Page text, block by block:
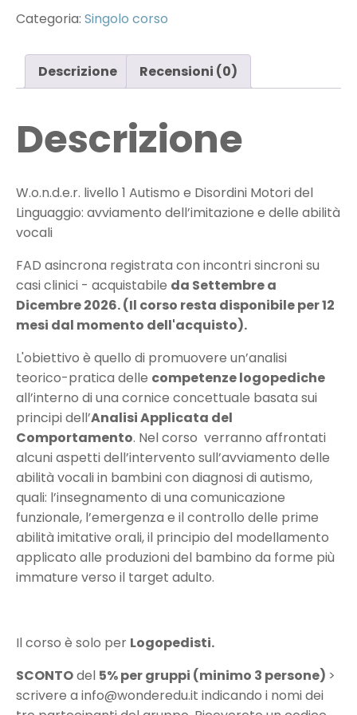
e
linguaggio
ECM)
quantità
Categoria: Singolo corso
Descrizione Recensioni (0)
Descrizione
W.o.n.d.e.r. livello 1 Autismo e Disordini Motori del
Linguaggio: avviamento dell’imitazione e delle abilità
vocali
FAD asincrona registrata con incontri sincroni su
casi clinici - acquistabile da Settembre a
Dicembre 2026. (Il corso resta disponibile per 12
mesi dal momento dell'acquisto).
L'obiettivo è quello di promuovere un’analisi
teorico-pratica delle competenze logopediche
all’interno di una cornice concettuale basata sui
principi dell’Analisi Applicata del
Comportamento. Nel corso verranno affrontati
alcuni aspetti dell’intervento sull’avviamento delle
abilità vocali in bambini con diagnosi di autismo,
quali: l’insegnamento di una comunicazione
funzionale, l’emergenza e il controllo delle prime
abilità imitative orali, il principio del modellamento
applicato alle produzioni del bambino da forme più
immature verso il target adulto.
Il corso è solo per Logopedisti.
SCONTOdel 5% per gruppi (minimo 3 persone) >
scrivere a info@wonderedu.it indicando i nomi dei